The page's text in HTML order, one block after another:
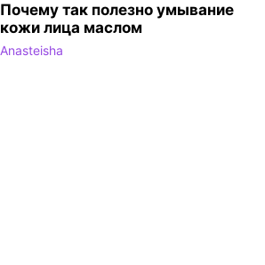
Почему так полезно умывание
кожи лица маслом
Anasteisha